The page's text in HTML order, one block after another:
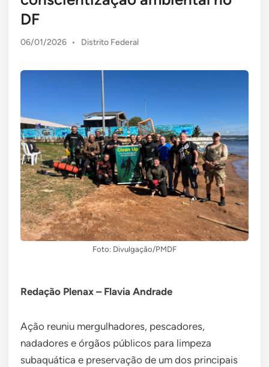
DF
06/01/2026 •
Posted
Distrito Federal
Foto: Divulgação/PMDF
Redação Plenax – Flavia Andrade
Ação reuniu mergulhadores, pescadores,
nadadores e órgãos públicos para limpeza
subaquática e preservação de um dos principais